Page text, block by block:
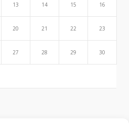
13 14 15 16
20 21 22 23
27 28 29 30